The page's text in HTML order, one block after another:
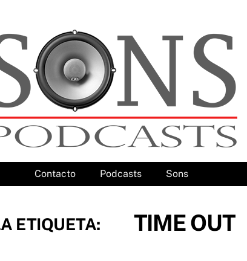
Contacto Podcasts Sons
ETIQUETA: TIME OUT